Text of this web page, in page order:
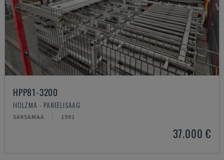
HPP81-3200
HOLZMA - PANEELISAAG
SAKSAMAA 1991
37.000 €